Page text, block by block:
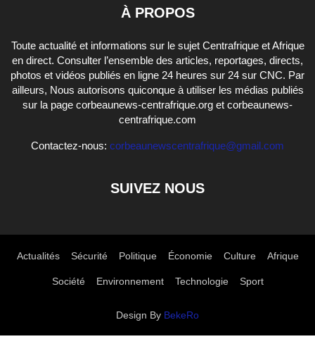
À PROPOS
Toute actualité et informations sur le sujet Centrafrique et Afrique
en direct. Consulter l’ensemble des articles, reportages, directs,
photos et vidéos publiés en ligne 24 heures sur 24 sur CNC. Par
ailleurs, Nous autorisons quiconque à utiliser les médias publiés
sur la page corbeaunews-centrafrique.org et corbeaunews-
centrafrique.com
Contactez-nous: corbeaunewscentrafrique@gmail.com
SUIVEZ NOUS
Actualités Sécurité Politique Économie Culture Afrique
Société Environnement Technologie Sport
Design By BekeRo